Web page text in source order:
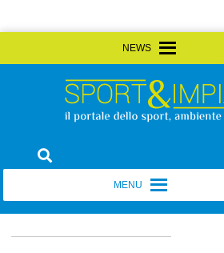
to
Sport&Impianti